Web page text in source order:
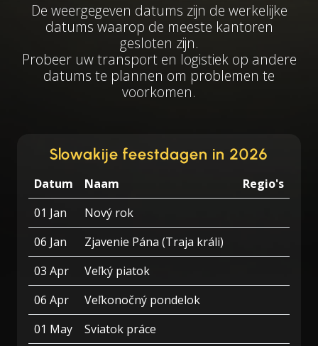
De weergegeven datums zijn de werkelijke
datums waarop de meeste kantoren
gesloten zijn.
Probeer uw transport en logistiek op andere
datums te plannen om problemen te
voorkomen.
Slowakije feestdagen in 2026
Datum Naam
Regio's
01 Jan
Nový rok
06 Jan
Zjavenie Pána (Traja králi)
03 Apr
Veľký piatok
06 Apr
Veľkonočný pondelok
01 May
Sviatok práce